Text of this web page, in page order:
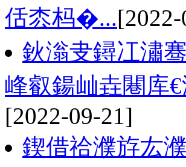
佸枩杩�...
鈥滃叏鐞冮潚
峰叡鍚屾垚闀库
[2022-09-21]
鍥借祫濮斿厷